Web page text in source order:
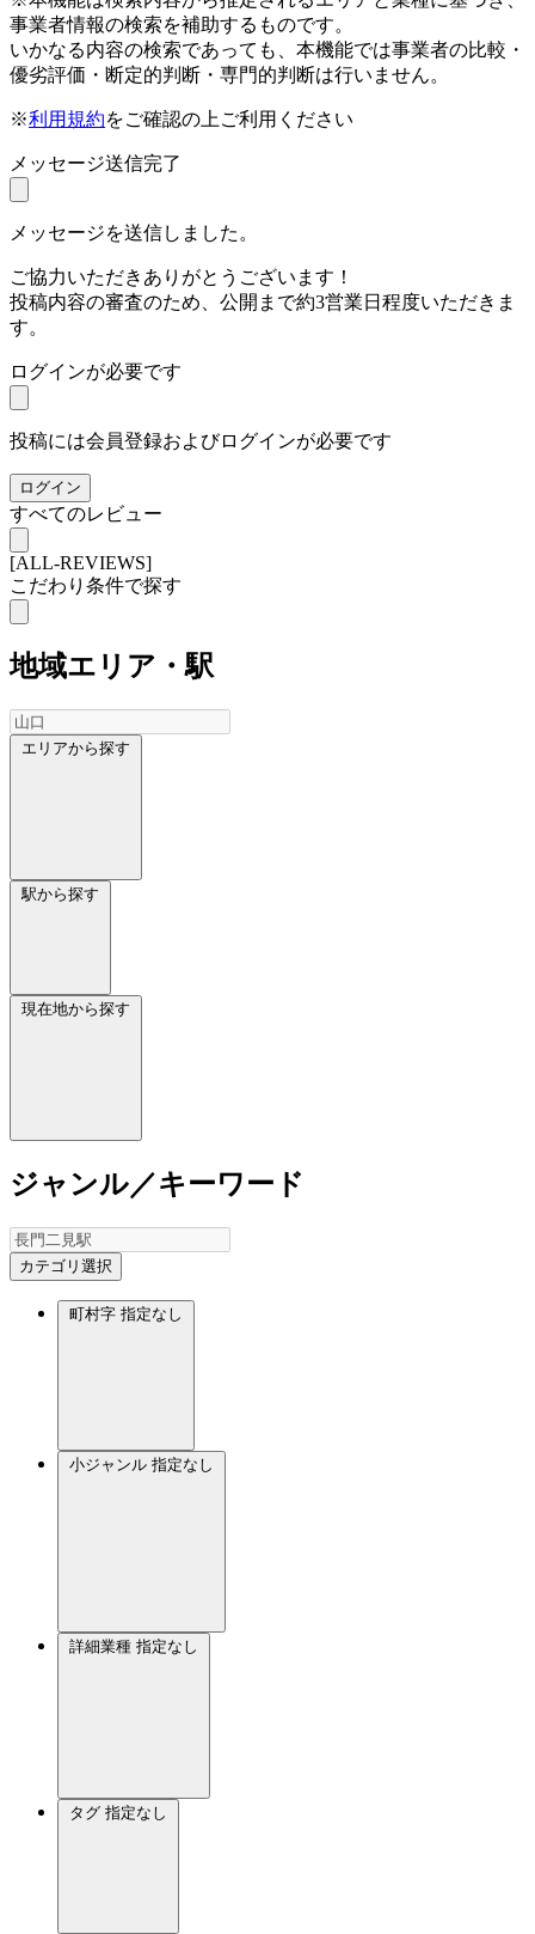
事業者情報の検索を補助するものです。
いかなる内容の検索であっても、本機能では事業者の比較・
優劣評価・断定的判断・専門的判断は行いません。
※利用規約をご確認の上ご利用ください
メッセージ送信完了
メッセージを送信しました。
ご協力いただきありがとうございます！
投稿内容の審査のため、公開まで約3営業日程度いただきま
す。
ログインが必要です
投稿には会員登録およびログインが必要です
ログイン
すべてのレビュー
[ALL-REVIEWS]
こだわり条件で探す
地域エリア・駅
エリアから探す
駅から探す
現在地から探す
ジャンル／キーワード
カテゴリ選択
町村字 指定なし
小ジャンル 指定なし
詳細業種 指定なし
タグ 指定なし